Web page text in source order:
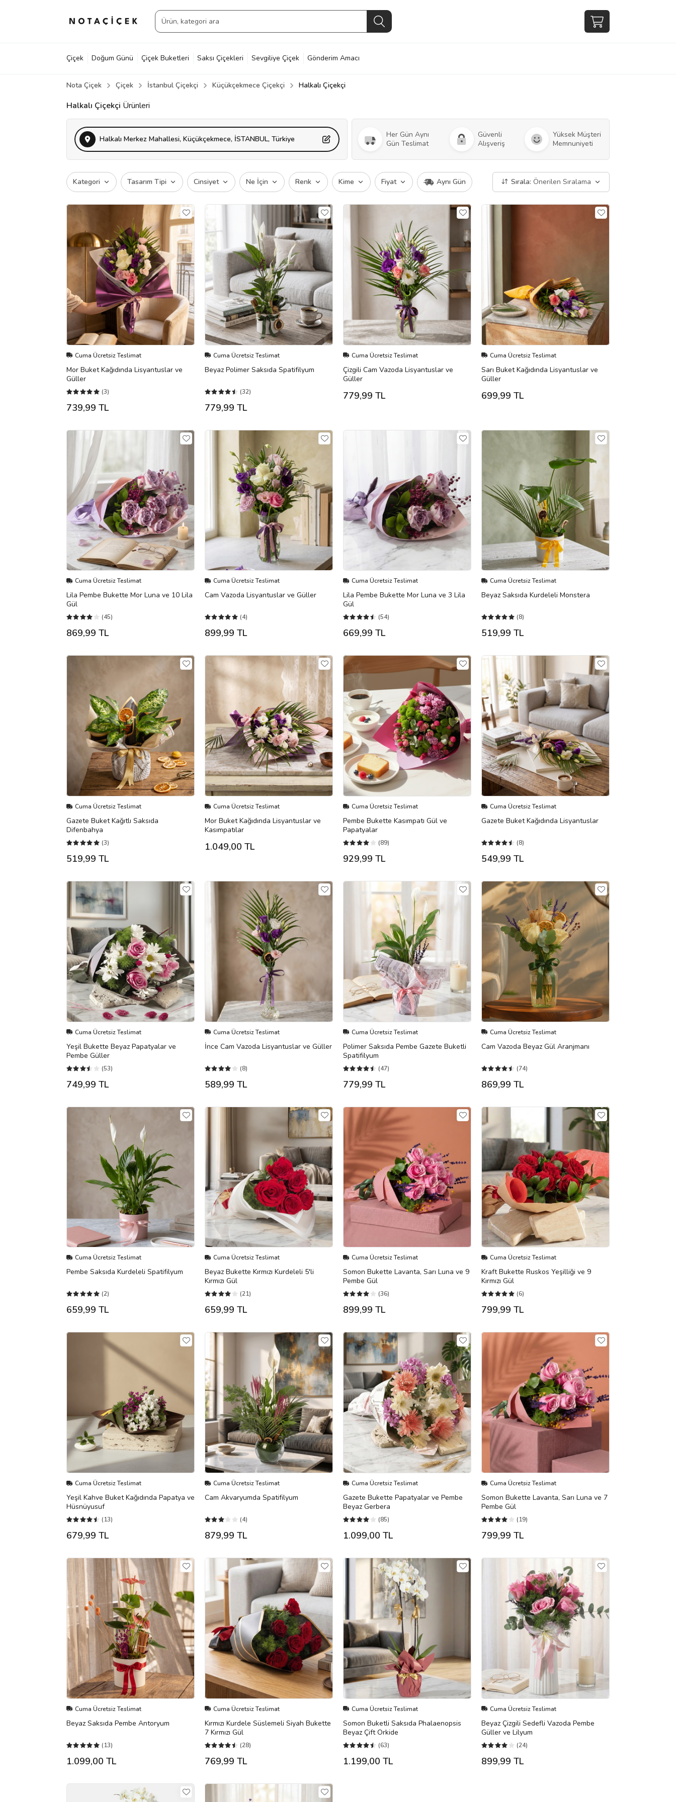
Çiçek Doğum Günü Çiçek Buketleri Saksı Çiçekleri Sevgiliye Çiçek Gönderim Amacı
Nota Çiçek Çiçek İstanbul Çiçekçi Küçükçekmece Çiçekçi Halkalı Çiçekçi
Halkalı Çiçekçi Ürünleri
Halkalı Merkez Mahallesi, Küçükçekmece, İSTANBUL, Türkiye
Her Gün Aynı
Gün Teslimat
Güvenli
Alışveriş
Yüksek Müşteri
Memnuniyeti
Kategori Tasarım Tipi Cinsiyet Ne İçin Renk Kime Fiyat Aynı Gün Sırala: Önerilen Sıralama
Cuma Ücretsiz Teslimat
Mor Buket Kağıdında Lisyantuslar ve
Güller
(3)
739,99 TL
Cuma Ücretsiz Teslimat
Beyaz Polimer Saksıda Spatifilyum
(32)
779,99 TL
Cuma Ücretsiz Teslimat
Çizgili Cam Vazoda Lisyantuslar ve
Güller
779,99 TL
Cuma Ücretsiz Teslimat
Sarı Buket Kağıdında Lisyantuslar ve
Güller
699,99 TL
Cuma Ücretsiz Teslimat
Lila Pembe Bukette Mor Luna ve 10 Lila
Gül
(45)
869,99 TL
Cuma Ücretsiz Teslimat
Cam Vazoda Lisyantuslar ve Güller
(4)
899,99 TL
Cuma Ücretsiz Teslimat
Lila Pembe Bukette Mor Luna ve 3 Lila
Gül
(54)
669,99 TL
Cuma Ücretsiz Teslimat
Beyaz Saksıda Kurdeleli Monstera
(8)
519,99 TL
Cuma Ücretsiz Teslimat
Gazete Buket Kağıtlı Saksıda
Difenbahya
(3)
519,99 TL
Cuma Ücretsiz Teslimat
Mor Buket Kağıdında Lisyantuslar ve
Kasımpatılar
1.049,00 TL
Cuma Ücretsiz Teslimat
Pembe Bukette Kasımpatı Gül ve
Papatyalar
(89)
929,99 TL
Cuma Ücretsiz Teslimat
Gazete Buket Kağıdında Lisyantuslar
(8)
549,99 TL
Cuma Ücretsiz Teslimat
Yeşil Bukette Beyaz Papatyalar ve
Pembe Güller
(53)
749,99 TL
Cuma Ücretsiz Teslimat
İnce Cam Vazoda Lisyantuslar ve Güller
(8)
589,99 TL
Cuma Ücretsiz Teslimat
Polimer Saksıda Pembe Gazete Buketli
Spatifilyum
(47)
779,99 TL
Cuma Ücretsiz Teslimat
Cam Vazoda Beyaz Gül Aranjmanı
(74)
869,99 TL
Cuma Ücretsiz Teslimat
Pembe Saksıda Kurdeleli Spatifilyum
(2)
659,99 TL
Cuma Ücretsiz Teslimat
Beyaz Bukette Kırmızı Kurdeleli 5'li
Kırmızı Gül
(21)
659,99 TL
Cuma Ücretsiz Teslimat
Somon Bukette Lavanta, Sarı Luna ve 9
Pembe Gül
(36)
899,99 TL
Cuma Ücretsiz Teslimat
Kraft Bukette Ruskos Yeşilliği ve 9
Kırmızı Gül
(6)
799,99 TL
Cuma Ücretsiz Teslimat
Yeşil Kahve Buket Kağıdında Papatya ve
Hüsnüyusuf
(13)
679,99 TL
Cuma Ücretsiz Teslimat
Cam Akvaryumda Spatifilyum
(4)
879,99 TL
Cuma Ücretsiz Teslimat
Gazete Bukette Papatyalar ve Pembe
Beyaz Gerbera
(85)
1.099,00 TL
Cuma Ücretsiz Teslimat
Somon Bukette Lavanta, Sarı Luna ve 7
Pembe Gül
(19)
799,99 TL
Cuma Ücretsiz Teslimat
Beyaz Saksıda Pembe Antoryum
(13)
1.099,00 TL
Cuma Ücretsiz Teslimat
Kırmızı Kurdele Süslemeli Siyah Bukette
7 Kırmızı Gül
(28)
769,99 TL
Cuma Ücretsiz Teslimat
Somon Buketli Saksıda Phalaenopsis
Beyaz Çift Orkide
(63)
1.199,00 TL
Cuma Ücretsiz Teslimat
Beyaz Çizgili Sedefli Vazoda Pembe
Güller ve Lilyum
(24)
899,99 TL